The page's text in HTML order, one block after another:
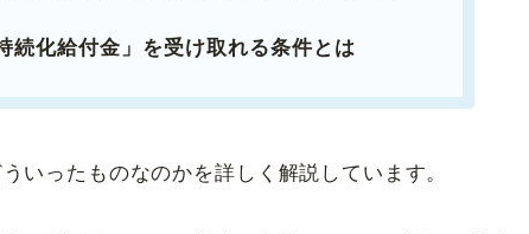
続化給付金」を受け取れる条件とは
いったものなのかを詳しく解説しています。